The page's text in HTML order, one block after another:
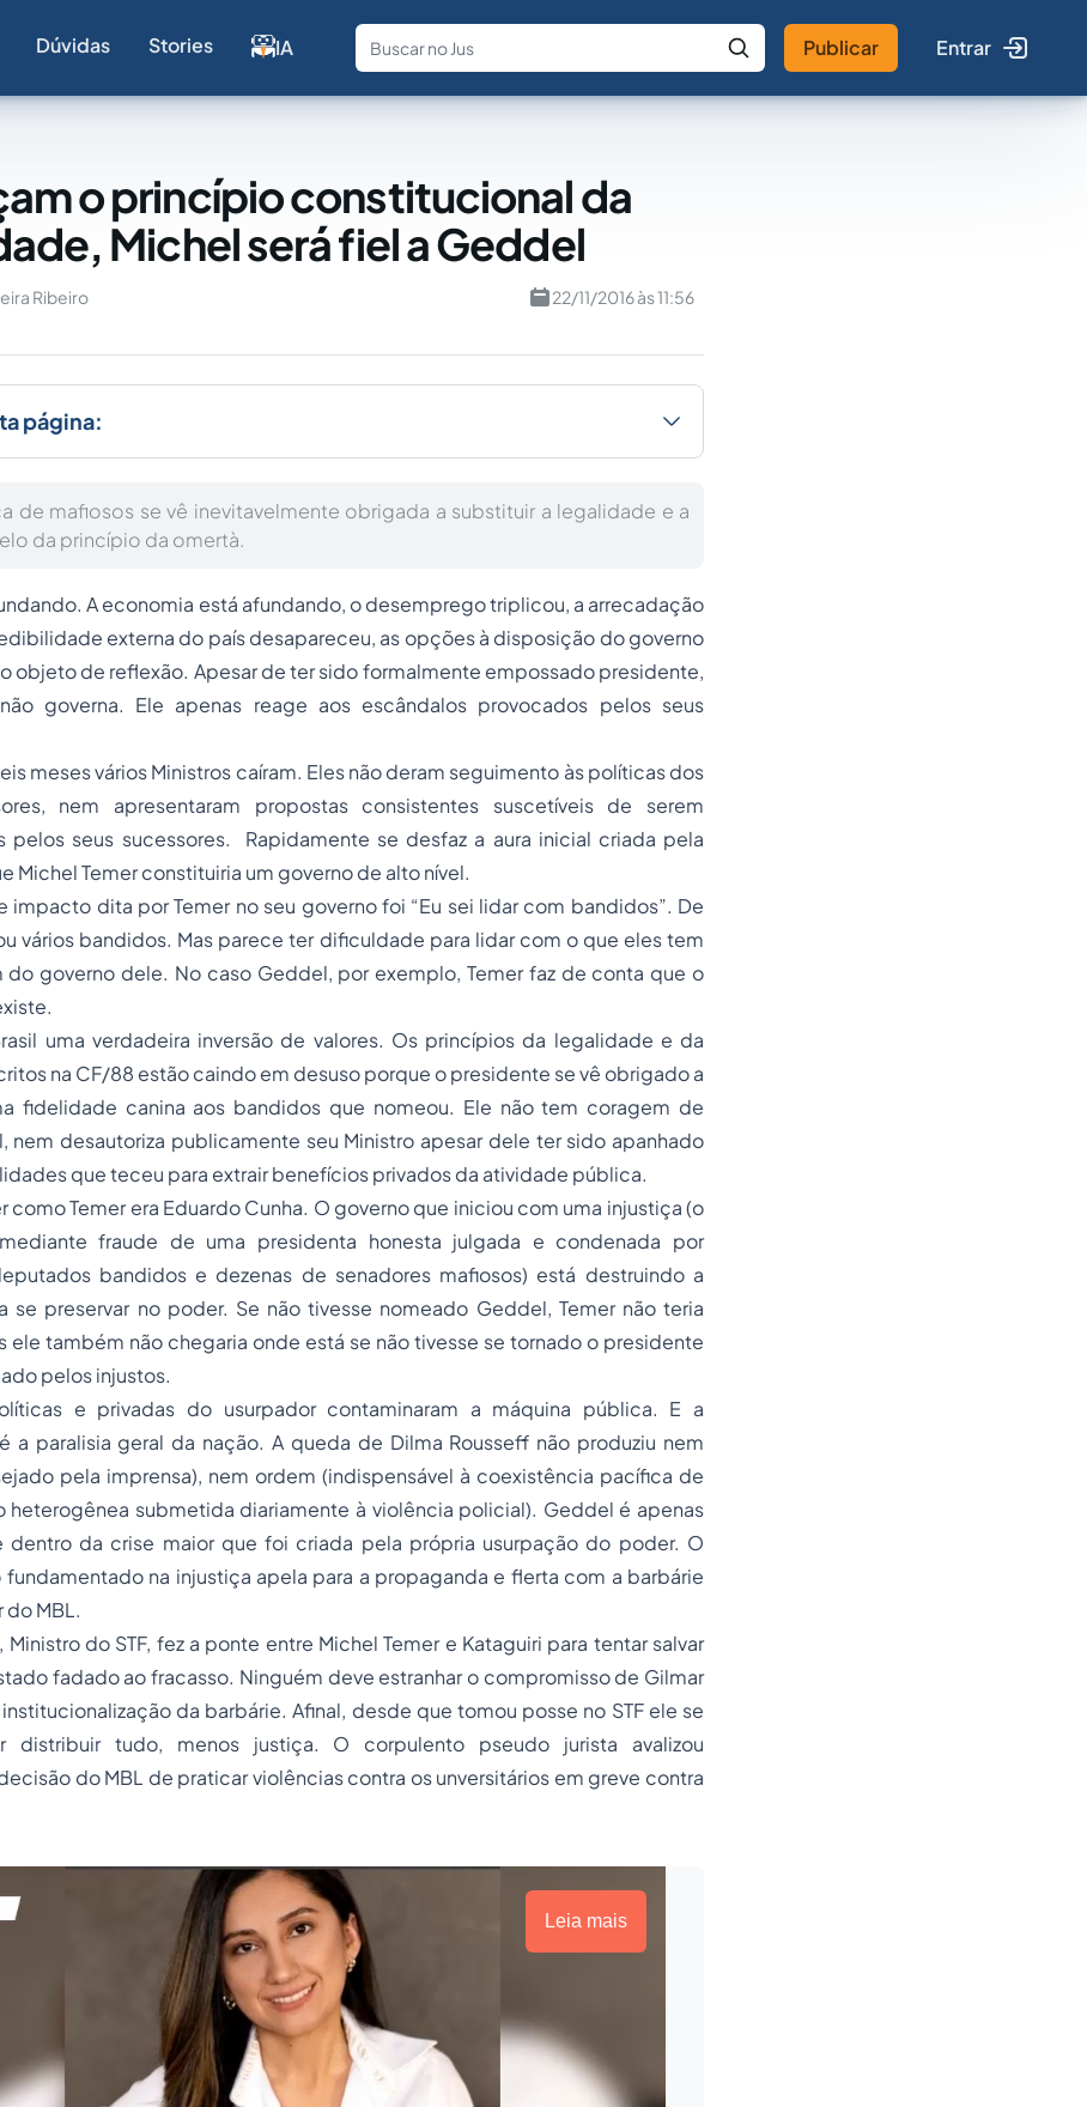
Dúvidas Stories IA
Fale com a IA Buscar no Jus
Publicar Entrar
o princípio constitucional da
Michel será fiel a Geddel
Ribeiro 22/11/2016 às 11:56
página:
de mafiosos se vê inevitavelmente obrigada a substituir a legalidade e a
da princípio da omertà.
A economia está afundando, odesempregotriplicou, a arrecadação
externa do país desapareceu, as opções à disposição do governo
objeto de reflexão. Apesar de ter sido formalmente empossado presidente,
governa. Ele apenas reage aos escândalos provocados pelos seus
meses vários Ministros caíram. Eles não deram seguimento às políticas dos
nem apresentaram propostas consistentes suscetíveis de serem
pelos seus sucessores. Rapidamente se desfaz a aura inicial criada pela
Michel Temer constituiria um governo de alto nível.
impacto dita por Temer no seu governo foi “Eu sei lidar com bandidos”. De
vários bandidos. Mas parece ter dificuldade para lidar com o que eles tem
governo dele. No caso Geddel, por exemplo, Temer faz de conta que o
uma verdadeira inversão de valores. Os princípios da legalidade e da
na CF/88 estão caindo em desuso porque o presidente se vê obrigado a
fidelidade canina aos bandidos que nomeou. Ele não tem coragem de
nem desautoriza publicamente seu Ministro apesar dele ter sido apanhado
que teceu para extrair benefícios privados da atividade pública.
como Temer era Eduardo Cunha. O governo que iniciou com uma injustiça (o
fraude de uma presidenta honesta julgada e condenada por
bandidos e dezenas de senadores mafiosos) está destruindo a
se preservar no poder. Se não tivesse nomeado Geddel, Temer não teria
ele também não chegaria onde está se não tivesse se tornado o presidente
pelos injustos.
e privadas do usurpador contaminaram a máquina pública. E a
a paralisia geral da nação. A queda de Dilma Rousseff não produziu nem
pela imprensa), nem ordem (indispensável à coexistência pacífica de
heterogênea submetida diariamente à violência policial). Geddel é apenas
dentro da crise maior que foi criada pela própria usurpação do poder. O
na injustiça apela para a propaganda e flerta com a barbárie
do MBL.
Ministro do STF, fez a ponte entre Michel Temer e Kataguiri para tentar salvar
fadado ao fracasso. Ninguém deve estranhar o compromisso de Gilmar
da barbárie. Afinal, desde que tomou posse no STF ele se
distribuir tudo, menos justiça. O corpulento pseudo jurista avalizou
do MBL de praticar violências contra os unversitários em greve contra
Leia mais